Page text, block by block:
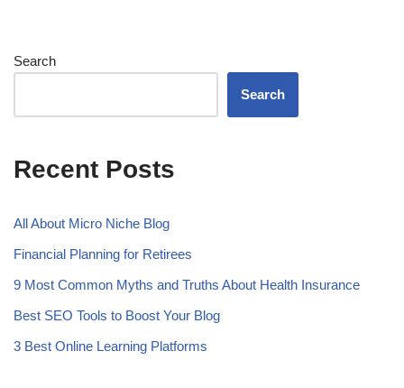
Search
Search
Recent Posts
All About Micro Niche Blog
Financial Planning for Retirees
9 Most Common Myths and Truths About Health Insurance
Best SEO Tools to Boost Your Blog
3 Best Online Learning Platforms